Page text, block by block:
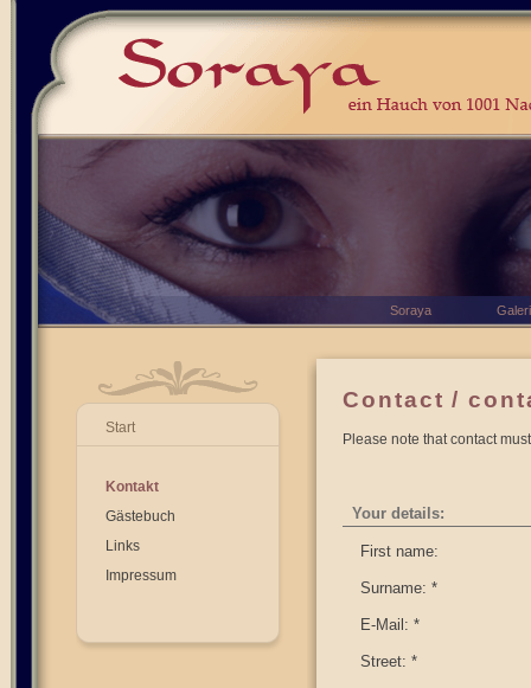
Start
Kontakt
Gästebuch
Links
Impressum
Contact /
Please note that contact
Your details:
First name:
Surname: *
E-Mail: *
Street: *
Soraya